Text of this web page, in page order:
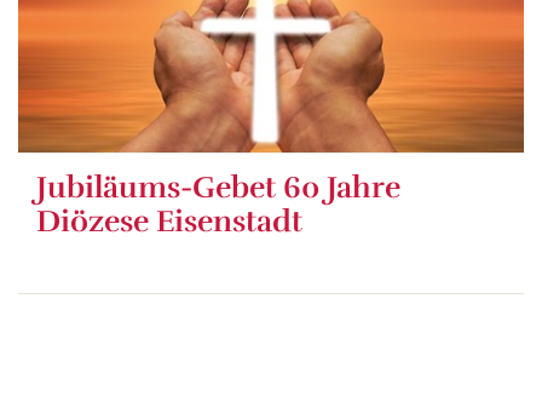
Jubiläums-Gebet 60 Jahre
Diözese Eisenstadt